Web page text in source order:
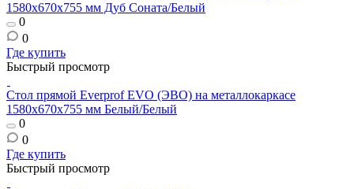
1580х670х755 мм Дуб Соната/Белый
0
0
Где купить
Быстрый просмотр
Стол прямой Everprof EVO (ЭВО) на металлокаркасе
1580х670х755 мм Белый/Белый
0
0
Где купить
Быстрый просмотр